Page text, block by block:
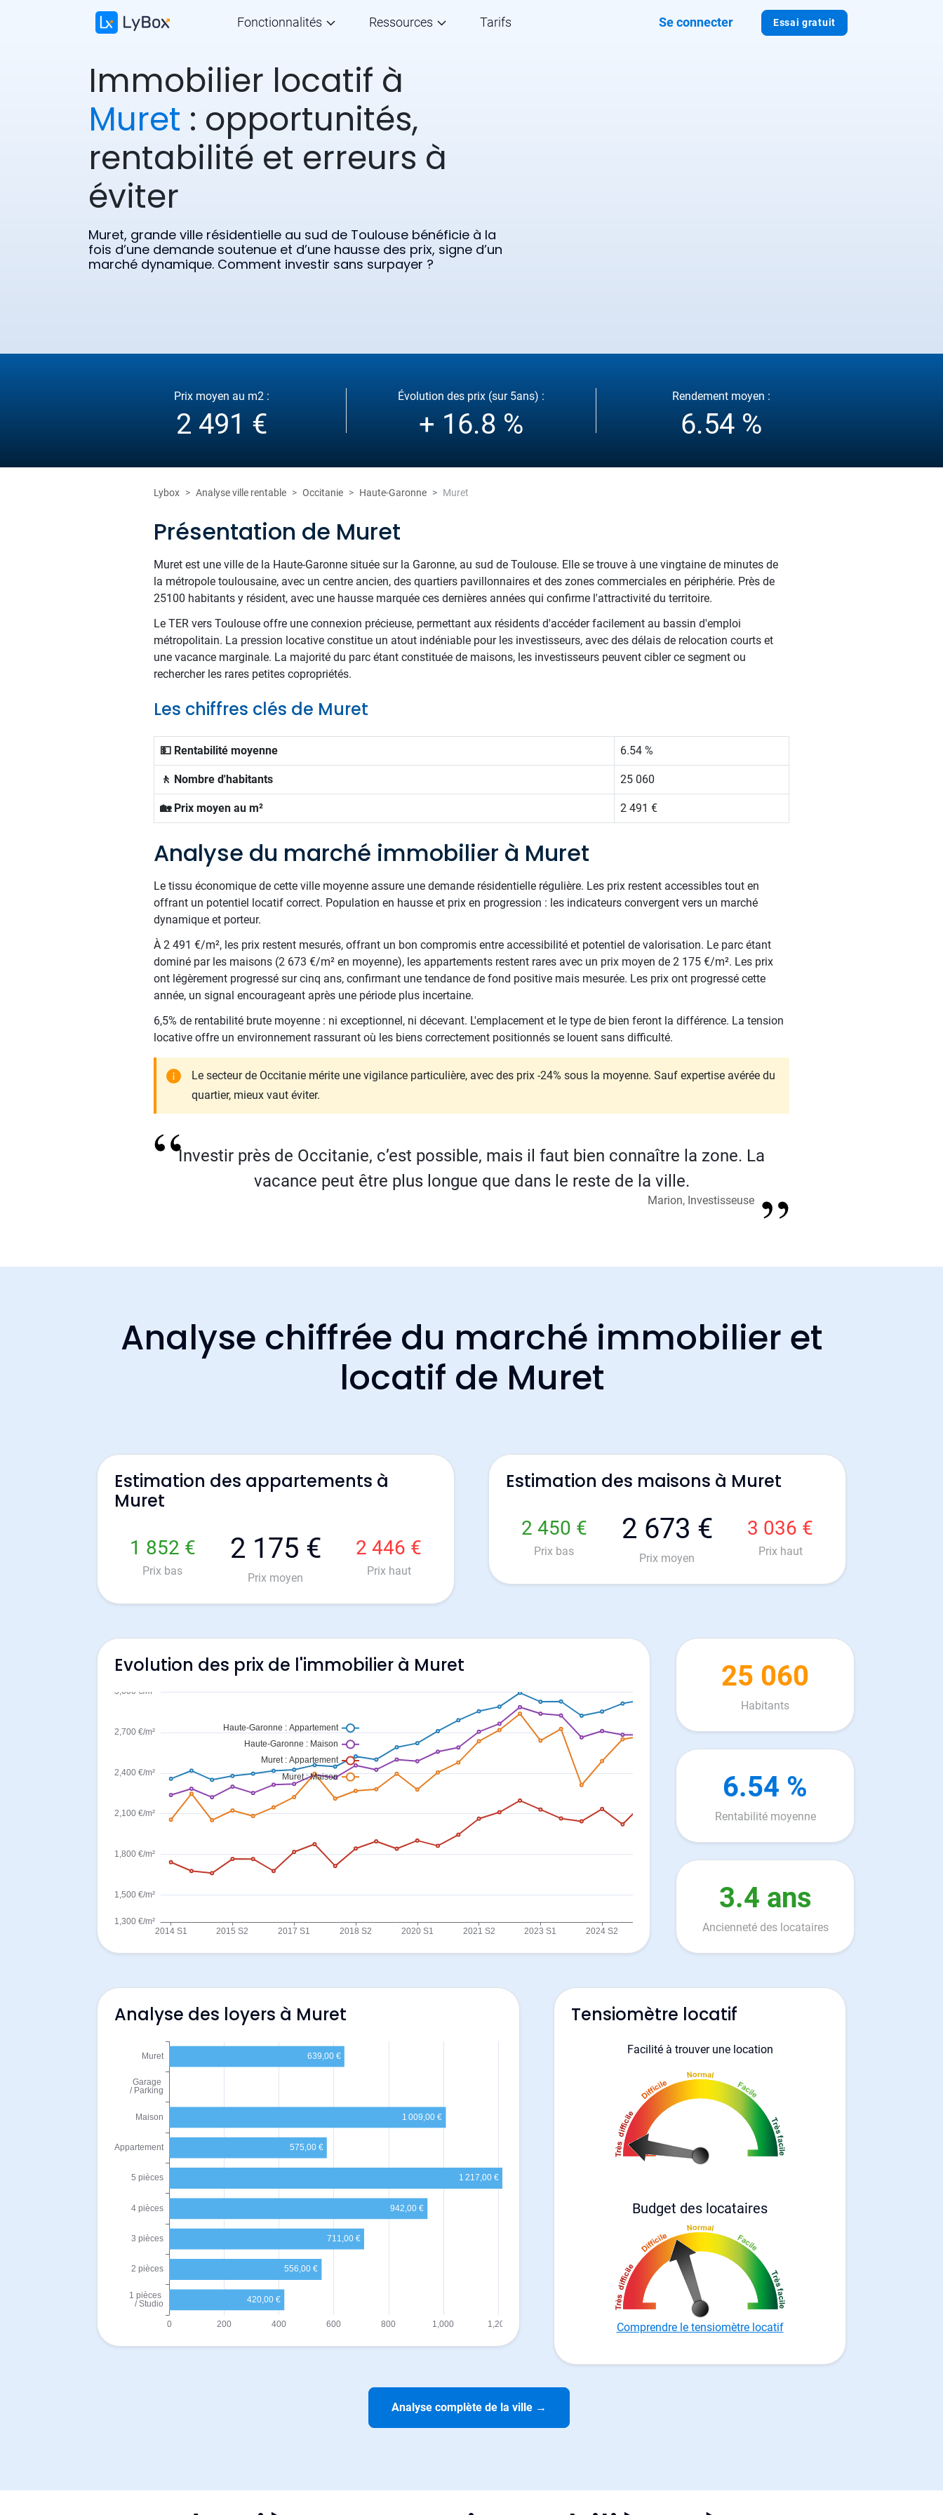
Essai gratuit
Fonctionnalités Ressources Tarifs Se connecter
Immobilier locatif à
Muret : opportunités,
rentabilité et erreurs à
éviter
Muret, grande ville résidentielle au sud de Toulouse bénéficie à la
fois d’une demande soutenue et d’une hausse des prix, signe d’un
marché dynamique. Comment investir sans surpayer ?
Prix moyen au m2 :
2 491 €
Évolution des prix (sur 5ans) :
+ 16.8 %
Rendement moyen :
6.54 %
Lybox Analyse ville rentable Occitanie Haute-Garonne Muret
Présentation de Muret
Muret est une ville de la Haute-Garonne située sur la Garonne, au sud de Toulouse. Elle se trouve à une vingtaine de minutes de
la métropole toulousaine, avec un centre ancien, des quartiers pavillonnaires et des zones commerciales en périphérie. Près de
25100 habitants y résident, avec une hausse marquée ces dernières années qui confirme l'attractivité du territoire.
Le TER vers Toulouse offre une connexion précieuse, permettant aux résidents d'accéder facilement au bassin d'emploi
métropolitain. La pression locative constitue un atout indéniable pour les investisseurs, avec des délais de relocation courts et
une vacance marginale. La majorité du parc étant constituée de maisons, les investisseurs peuvent cibler ce segment ou
rechercher les rares petites copropriétés.
Les chiffres clés de Muret
💵 Rentabilité moyenne 6.54 %
🚶 Nombre d'habitants 25 060
🏡 Prix moyen au m² 2 491 €
Analyse du marché immobilier à Muret
Le tissu économique de cette ville moyenne assure une demande résidentielle régulière. Les prix restent accessibles tout en
offrant un potentiel locatif correct. Population en hausse et prix en progression : les indicateurs convergent vers un marché
dynamique et porteur.
À 2 491 €/m², les prix restent mesurés, offrant un bon compromis entre accessibilité et potentiel de valorisation. Le parc étant
dominé par les maisons (2 673 €/m² en moyenne), les appartements restent rares avec un prix moyen de 2 175 €/m². Les prix
ont légèrement progressé sur cinq ans, confirmant une tendance de fond positive mais mesurée. Les prix ont progressé cette
année, un signal encourageant après une période plus incertaine.
6,5% de rentabilité brute moyenne : ni exceptionnel, ni décevant. L'emplacement et le type de bien feront la différence. La tension
locative offre un environnement rassurant où les biens correctement positionnés se louent sans difficulté.
Le secteur de Occitanie mérite une vigilance particulière, avec des prix -24% sous la moyenne. Sauf expertise avérée du
quartier, mieux vaut éviter.
Investir près de Occitanie, c’est possible, mais il faut bien connaître la zone. La
vacance peut être plus longue que dans le reste de la ville.
Marion, Investisseuse
Analyse chiffrée du marché immobilier et
locatif de Muret
Estimation des appartements à
Muret
1 852 €
Prix bas
2 175 €
Prix moyen
2 446 €
Prix haut
Estimation des maisons à Muret
2 450 €
Prix bas
2 673 €
Prix moyen
3 036 €
Prix haut
Evolution des prix de l'immobilier à Muret 25 060
Habitants
6.54 %
Rentabilité moyenne
3.4 ans
Ancienneté des locataires
Analyse des loyers à Muret Tensiomètre locatif
Facilité à trouver une location
Budget des locataires
Comprendre le tensiomètre locatif
Analyse complète de la ville →